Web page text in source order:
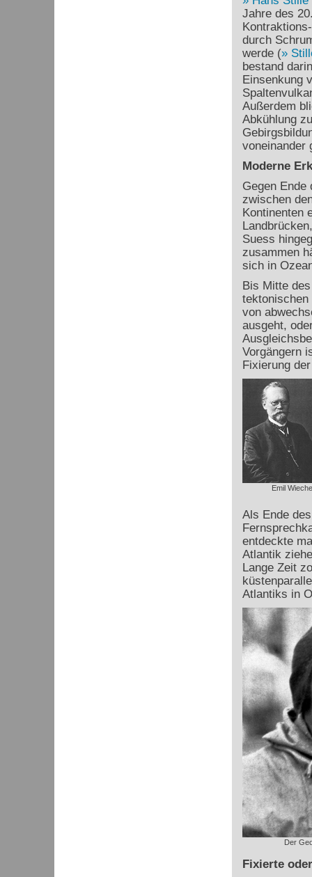
Jahre des
durch
werde (
bestand
Einsenkung
Außerdem
Abkühlung
voneinander
Moderne
Gegen Ende
zwischen
Kontinenten
Suess
zusammen
sich in
Bis Mitte
tektonischen
von
ausgeht,
Vorgängern
Fixierung
Emil
Als Ende
entdeckte
Atlantik
Lange Zeit
Atlantiks in
Der
Fixierte